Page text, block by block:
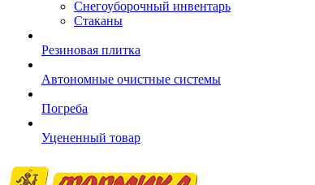
Снегоуборочный инвентарь
Стаканы
Резиновая плитка
Автономные очистные системы
Погреба
Уцененный товар